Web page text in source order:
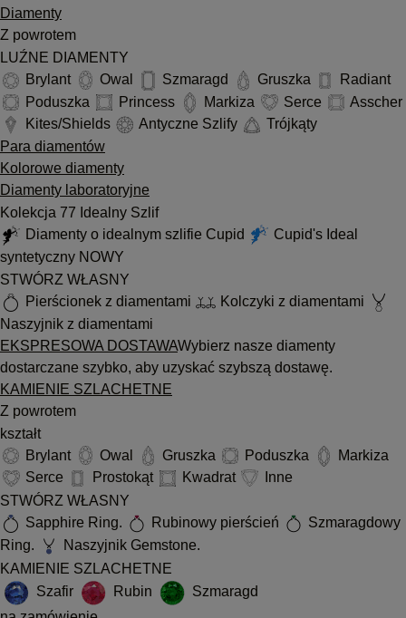
Diamenty
Z powrotem
LUŹNE DIAMENTY
Brylant
Owal Szmaragd Gruszka
Radiant
Poduszka
Princess Markiza Serce
Asscher
Kites/Shields
Antyczne Szlify
Trójkąty
Para diamentów
Kolorowe diamenty
Diamenty laboratoryjne
Kolekcja 77 Idealny Szlif
Diamenty o idealnym szlifie Cupid
Cupid's Ideal
syntetyczny NOWY
STWÓRZ WŁASNY
Pierścionek z diamentami
Kolczyki z diamentami
Naszyjnik z diamentami
EKSPRESOWA DOSTAWAWybierz nasze diamenty
dostarczane szybko, aby uzyskać szybszą dostawę.
KAMIENIE SZLACHETNE
Z powrotem
kształt
Brylant
Owal Gruszka Poduszka
Markiza
Serce
Prostokąt Kwadrat
Inne
STWÓRZ WŁASNY
Sapphire Ring.
Rubinowy pierścień
Szmaragdowy
Ring.
Naszyjnik Gemstone.
KAMIENIE SZLACHETNE
Szafir
Rubin
Szmaragd